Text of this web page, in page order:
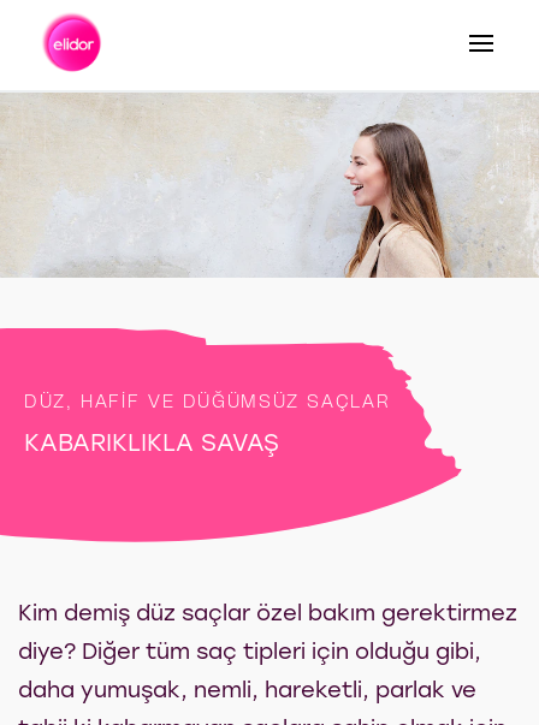
DÜZ, HAFIF VE DÜĞÜMSÜZ SAÇLAR
KABARIKLIKLA SAVAŞ
Kim demiş düz saçlar özel bakım gerektirmez
diye? Diğer tüm saç tipleri için olduğu gibi,
daha yumuşak, nemli, hareketli, parlak ve